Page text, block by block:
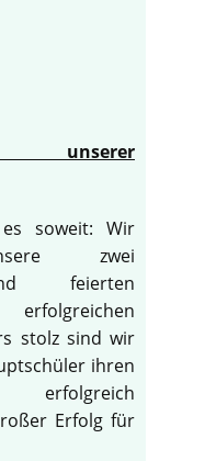
unserer
soweit: Wir
zwei
feierten
stolz sind wir
ihren
erfolgreich
Erfolg für